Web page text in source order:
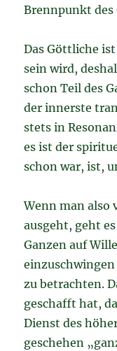
Brennpunkt
Das Göttliche
sein wird,
schon Teil des
der innerste
stets in
es ist der
schon war, ist,
Wenn man also
ausgeht, geht
Ganzen auf
zu betrachten.
geschafft hat,
Dienst des
geschehen